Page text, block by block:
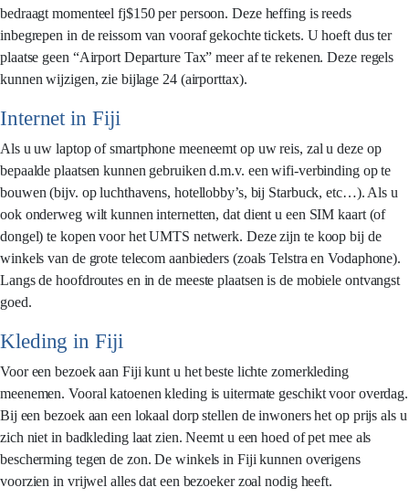
bedraagt momenteel fj$150 per persoon. Deze heffing is reeds
inbegrepen in de reissom van vooraf gekochte tickets. U hoeft dus ter
plaatse geen “Airport Departure Tax” meer af te rekenen. Deze regels
kunnen wijzigen, zie bijlage 24 (airporttax).
Internet in Fiji
Als u uw laptop of smartphone meeneemt op uw reis, zal u deze op
bepaalde plaatsen kunnen gebruiken d.m.v. een wifi-verbinding op te
bouwen (bijv. op luchthavens, hotellobby’s, bij Starbuck, etc…). Als u
ook onderweg wilt kunnen internetten, dat dient u een SIM kaart (of
dongel) te kopen voor het UMTS netwerk. Deze zijn te koop bij de
winkels van de grote telecom aanbieders (zoals Telstra en Vodaphone).
Langs de hoofdroutes en in de meeste plaatsen is de mobiele ontvangst
goed.
Kleding in Fiji
Voor een bezoek aan Fiji kunt u het beste lichte zomerkleding
meenemen. Vooral katoenen kleding is uitermate geschikt voor overdag.
Bij een bezoek aan een lokaal dorp stellen de inwoners het op prijs als u
zich niet in badkleding laat zien. Neemt u een hoed of pet mee als
bescherming tegen de zon. De winkels in Fiji kunnen overigens
voorzien in vrijwel alles dat een bezoeker zoal nodig heeft.